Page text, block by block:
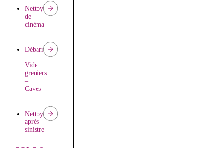
Nettoyage
de
cinéma
Débarras
–
Vide
greniers
–
Caves
Nettoyage
après
sinistre